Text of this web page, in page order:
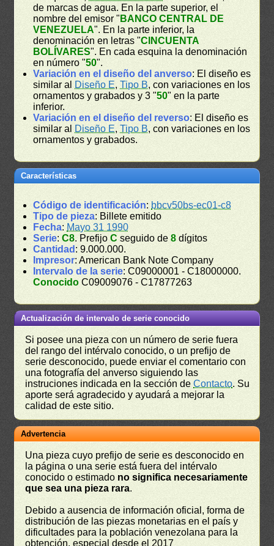
de marcas de agua. En la parte superior, el
nombre del emisor " BANCO CENTRAL DE
VENEZUELA". En la parte inferior, la
denominación en letras "CINCUENTA
BOLÍVARES". En cada esquina la denominación
en número "50".
Variación en el diseño del anverso: El diseño es
similar al Diseño E,Tipo B, con variaciones en los
ornamentos y grabados y 3 "50" en la parte
inferior.
Variación en el diseño del reverso: El diseño es
similar al Diseño E,Tipo B, con variaciones en los
ornamentos y grabados.
Características
Código de identificación: bbcv50bs-ec01-c8
Tipo de pieza: Billete emitido
Fecha: Mayo 31 1990
Serie:C8. PrefijoC seguido de8 dígitos
Cantidad : 9.000.000.
Impresor: American Bank Note Company
Intervalo de la serie: C09000001 - C18000000.
Conocido C09009076 - C17877263
Actualización de intervalo de serie conocido
Si posee una pieza con un número de serie fuera
del rango del intérvalo conocido, o un prefijo de
serie desconocido, puede enviar el comentario con
una fotografía del anverso siguiendo las
instruciones indicada en la sección deContacto. Su
aporte será agradecido y ayudará a mejorar la
calidad de este sitio.
Advertencia
Una pieza cuyo prefijo de serie es desconocido en
la página o una serie está fuera del intérvalo
conocido o estimado no significa necesariamente
que sea una pieza rara.
Debido a ausencia de información oficial, forma de
distribución de las piezas monetarias en el país y
dificultades para la población venezolana para la
obtención, especial desde el 2017